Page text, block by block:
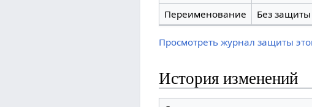
Переименование
Без защиты
Просмотреть журнал защиты
История изменений